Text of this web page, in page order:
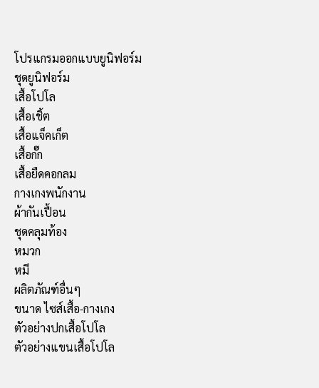
โปรแกรมออกแบบยูนิฟอร์ม
ชุดยูนิฟอร์ม
เสื้อโปโล
เสื้อเชิ้ต
เสื้อแจ็คเก็ต
เสื้อกั๊ก
เสื้อยืดคอกลม
กางเกงพนักงาน
ผ้ากันเปื้อน
ชุดคลุมท้อง
หมวก
หมี
ผลิตภัณฑ์อื่นๆ
ขนาด ไซส์เสื้อ-กางเกง
ตัวอย่างปกเสื้อโปโล
ตัวอย่างแขนเสื้อโปโล